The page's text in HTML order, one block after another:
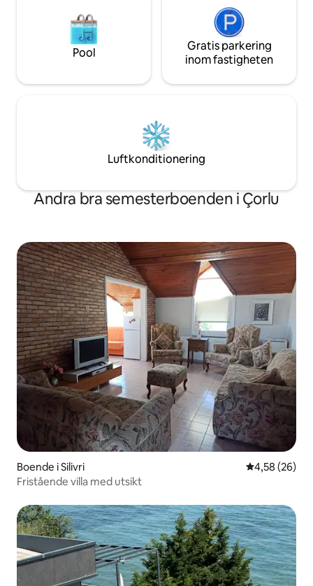
Pool
Gratis parkering
inom fastigheten
Luftkonditionering
Andra bra semesterboenden i Çorlu
Boende i Silivri 4,58 av 5 i
4,58 (26)
Fristående villa med utsikt